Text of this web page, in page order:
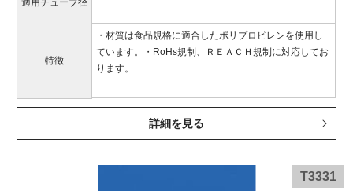
適用チューブ径
特徴
・材質は食品規格に適合したポリプロピレンを使用し
ています。・RoHs規制、ＲＥＡＣＨ規制に対応してお
ります。
詳細を見る
T3331